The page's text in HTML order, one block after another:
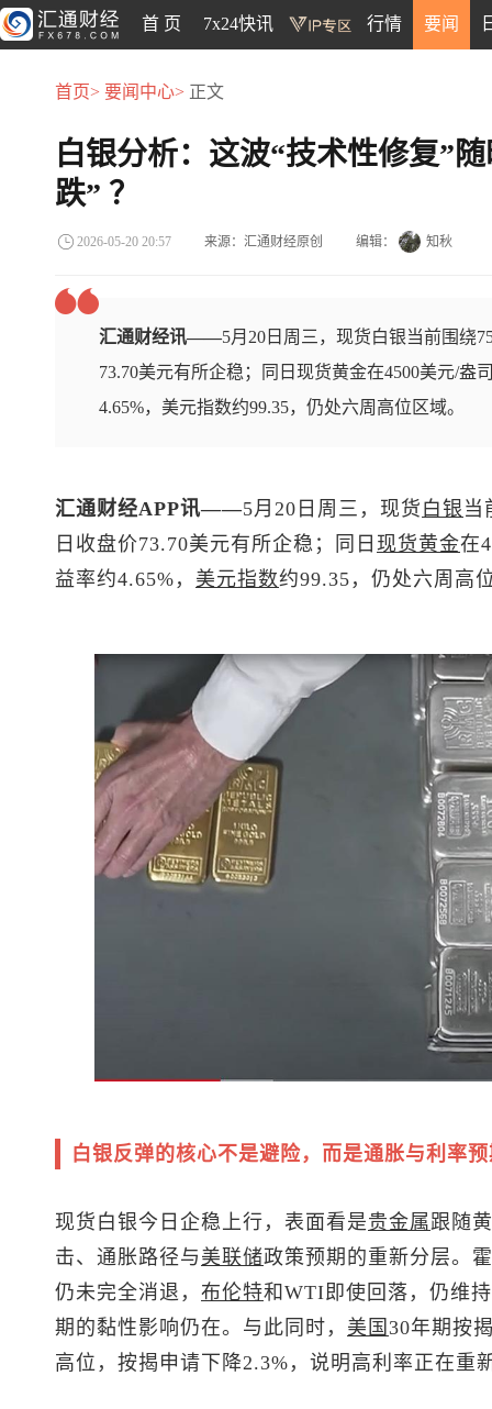
首 页 7x24快讯 行情 要闻
首页> 要闻中心> 正文
白银分析：这波“技术性修复”
跌” ？
2026-05-20 20:57 来源：汇通财经原创 编辑： 知秋
汇通财经讯——5月20日周三，现货白银当前围绕
73.70美元有所企稳；同日现货黄金在4500美元/盎
4.65%，美元指数约99.35，仍处六周高位区域。
汇通财经APP讯——5月20日周三， 现货 白银 当
日收盘价73.70美元有所企稳；同日 现货黄金在
益率约4.65%， 美元指数约99.35，仍处六周高
白银反弹的核心不是避险，而是通胀与利率
现货白银今日企稳上行，表面看是贵金属跟随
击、通胀路径与 美联储政策预期的重新分层。
仍未完全消退， 布伦特和WTI即使回落，仍维
期的黏性影响仍在。与此同时， 美国 30年期按
高位，按揭申请下降2.3%，说明高利率正在重